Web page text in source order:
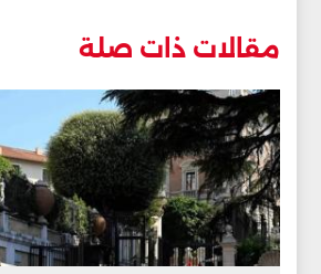
مقالات ذات صلة